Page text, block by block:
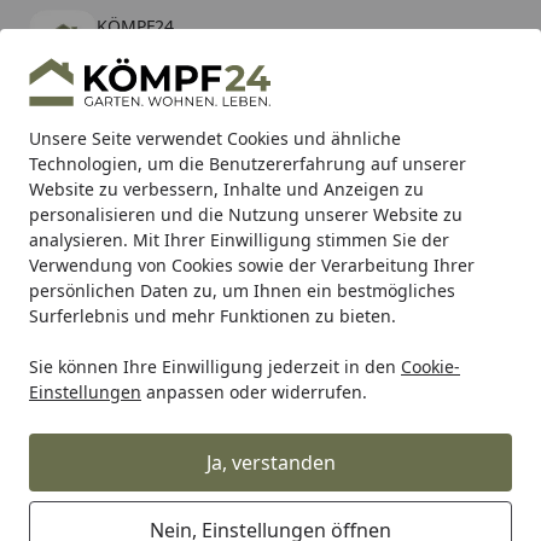
Unsere Seite verwendet Cookies und ähnliche
Technologien, um die Benutzererfahrung auf unserer
Website zu verbessern, Inhalte und Anzeigen zu
personalisieren und die Nutzung unserer Website zu
analysieren. Mit Ihrer Einwilligung stimmen Sie der
Verwendung von Cookies sowie der Verarbeitung Ihrer
persönlichen Daten zu, um Ihnen ein bestmögliches
Surferlebnis und mehr Funktionen zu bieten.
Sie können Ihre Einwilligung jederzeit in den Cookie-
Einstellungen anpassen oder widerrufen.
Ja, verstanden
Nein, Einstellungen öffnen
KÖMPF24
kostenlos - Im App Store
Hotline
Alle Produkte
Mein Konto
Suchen
Karibu Pools inkl. gratis Sandfilteranlage & Pool-
Starterset (Gesamtwert bis 468,99€)
Startseite
Auto & Zweirad Fahrradzubehör & Fahrradbedarf
Reich Klingel Eddy farblich sortiert